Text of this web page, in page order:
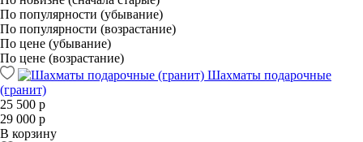
По популярности (убывание)
По популярности (возрастание)
По цене (убывание)
По цене (возрастание)
Шахматы подарочные
(гранит)
25 500 р
29 000 р
В корзину